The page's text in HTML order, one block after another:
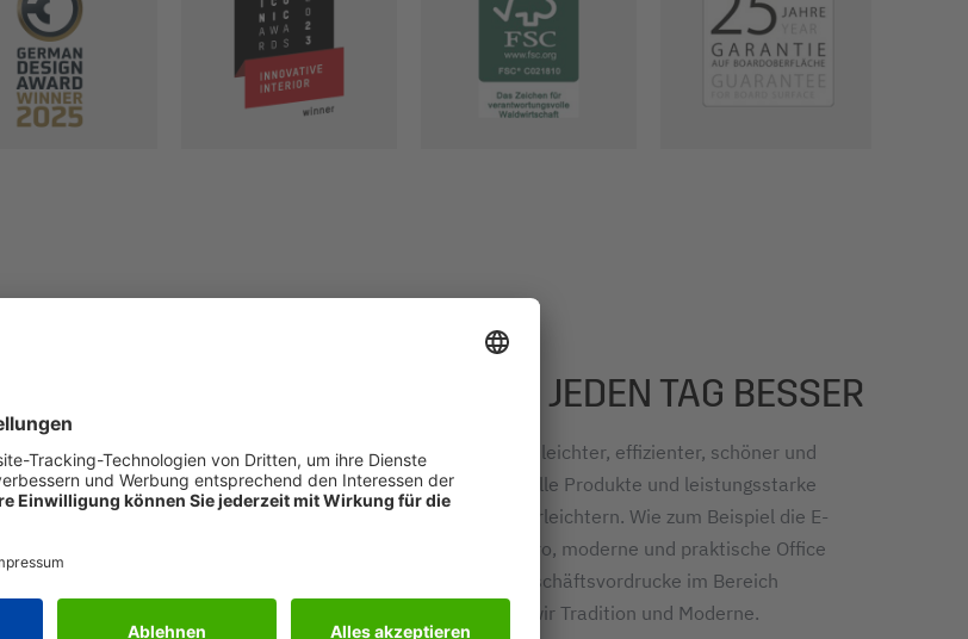
DEINE ARBEIT – JEDEN TAG BESSER
Damit deine Arbeit jeden Tag leichter, effizienter, schöner und
besser wird entwickeln wir tolle Produkte und leistungsstarke
Lösungen, die dir die Arbeit erleichtern. Wie zum Beispiel die E-
Procurement Lösung Smartpro, moderne und praktische Office
Produkte oder klassische Geschäftsvordrucke im Bereich
Printworks. Dabei vereinen wir Tradition und Moderne.